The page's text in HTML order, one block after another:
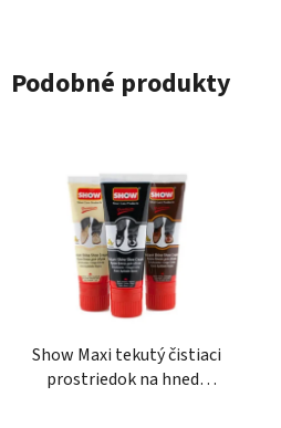
Podobné produkty
Show Maxi tekutý čistiaci
prostriedok na hnedé